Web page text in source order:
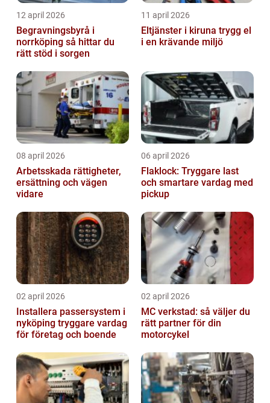
12 april 2026
Begravningsbyrå i
norrköping så hittar du
rätt stöd i sorgen
11 april 2026
Eltjänster i kiruna trygg el
i en krävande miljö
08 april 2026
Arbetsskada rättigheter,
ersättning och vägen
vidare
06 april 2026
Flaklock: Tryggare last
och smartare vardag med
pickup
02 april 2026
Installera passersystem i
nyköping tryggare vardag
för företag och boende
02 april 2026
MC verkstad: så väljer du
rätt partner för din
motorcykel